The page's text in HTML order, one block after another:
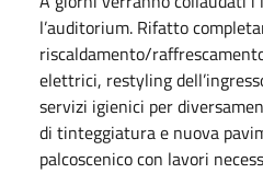
l’auditorium. Rifatto
riscaldamento/
elettrici, restyling
servizi igienici per
di tinteggiatura e nuova
palcoscenico con lavori